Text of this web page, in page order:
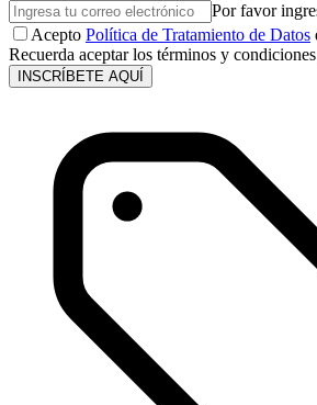
Por favor
Acepto Política de Tratamiento de Datos
Recuerda aceptar los términos y
INSCRÍBETE AQUÍ